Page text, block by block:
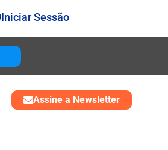
Iniciar Sessão
Assine a Newsletter